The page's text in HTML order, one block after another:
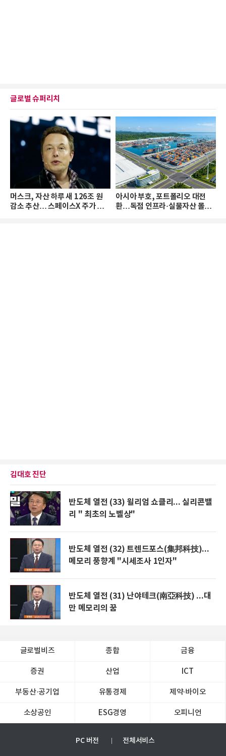
글로벌 슈퍼리치
머스크, 자산 하루 새 126조 원
감소 추산… 스페이스X 주가 하
아시아 부호, 포트폴리오 대전
환…독점 인프라·실물자산 몰린
김대호 진단
반도체 열전 (33) 윌리엄 쇼클리... 실리콘밸
리 " 최초의 노벨상"
반도체 열전 (32) 트렌드포스(集邦科技)...
메모리 풍향계 "시세조사 1인자"
반도체 열전 (31) 난야테크(南亞科技) ...대
만 메모리의 꿈
글로벌비즈 종합 금융
증권 산업 ICT
부동산·공기업 유통경제 제약∙바이오
소상공인 ESG경영 오피니언
PC 버전 전체서비스